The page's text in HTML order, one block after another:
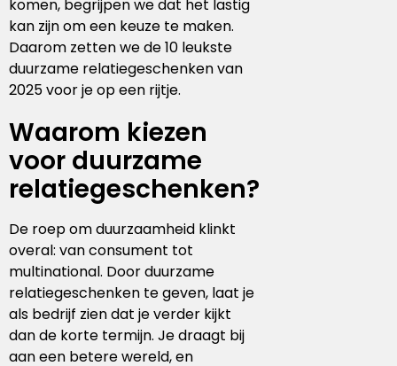
Handschoenen
Caps
Sokken
Baby & kids
Sportkleding
Laptoptassen
Schoudertassen
Overige tassen
Pennenset
Bekers & mokken
Glaswerk
Lunchitems
Overige kantooritems
Wijnhouders
Schorten
Snijplanken
Eten & drinken
Overige items
Mepal
Mizu
Native Spirit
Neutral
Ocean Bottle
Retulp
Roll Eat
Senator
komen, begrijpen we dat het lastig
kan zijn om een keuze te maken.
Daarom zetten we de 10 leukste
duurzame relatiegeschenken van
2025 voor je op een rijtje.
Waarom kiezen
voor duurzame
relatiegeschenken?
De roep om duurzaamheid klinkt
overal: van consument tot
multinational. Door duurzame
relatiegeschenken te geven, laat je
als bedrijf zien dat je verder kijkt
dan de korte termijn. Je draagt bij
aan een betere wereld, en